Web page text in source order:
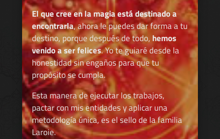
El que cree en la magia está destinado a
encontrarla, ahora le puedes dar forma a tu
destino, porque después de todo, hemos
venido a ser felices. Yo te guiaré desde la
honestidad sin engaños para que tu
propósito se cumpla.
Esta manera de ejecutar los trabajos,
pactar con mis entidades y aplicar una
metodología única, es el sello de la familia
Laroie.